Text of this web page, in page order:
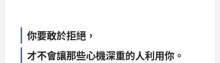
你要敢於拒絕，
才不會讓那些心機深重的人利用你。